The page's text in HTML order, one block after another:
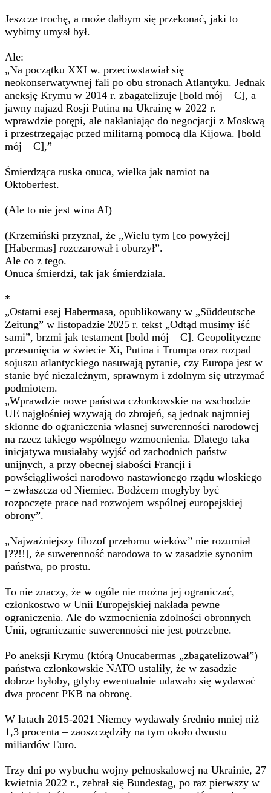
Jeszcze trochę, a może dałbym się przekonać, jaki to
wybitny umysł był.
Ale:
„Na początku XXI w. przeciwstawiał się
neokonserwatywnej fali po obu stronach Atlantyku. Jednak
aneksję Krymu w 2014 r. zbagatelizuje [bold mój – C], a
jawny najazd Rosji Putina na Ukrainę w 2022 r.
wprawdzie potępi, ale nakłaniając do negocjacji z Moskwą
i przestrzegając przed militarną pomocą dla Kijowa. [bold
mój – C],”
Śmierdząca ruska onuca, wielka jak namiot na
Oktoberfest.
(Ale to nie jest wina AI)
(Krzemiński przyznał, że „Wielu tym [co powyżej]
[Habermas] rozczarował i oburzył”.
Ale co z tego.
Onuca śmierdzi, tak jak śmierdziała.
*
„Ostatni esej Habermasa, opublikowany w „Süddeutsche
Zeitung” w listopadzie 2025 r. tekst „Odtąd musimy iść
sami”, brzmi jak testament [bold mój – C]. Geopolityczne
przesunięcia w świecie Xi, Putina i Trumpa oraz rozpad
sojuszu atlantyckiego nasuwają pytanie, czy Europa jest w
stanie być niezależnym, sprawnym i zdolnym się utrzymać
podmiotem.
„Wprawdzie nowe państwa członkowskie na wschodzie
UE najgłośniej wzywają do zbrojeń, są jednak najmniej
skłonne do ograniczenia własnej suwerenności narodowej
na rzecz takiego wspólnego wzmocnienia. Dlatego taka
inicjatywa musiałaby wyjść od zachodnich państw
unijnych, a przy obecnej słabości Francji i
powściągliwości narodowo nastawionego rządu włoskiego
– zwłaszcza od Niemiec. Bodźcem mogłyby być
rozpoczęte prace nad rozwojem wspólnej europejskiej
obrony”.
„Najważniejszy filozof przełomu wieków” nie rozumiał
[??!!], że suwerenność narodowa to w zasadzie synonim
państwa, po prostu.
To nie znaczy, że w ogóle nie można jej ograniczać,
członkostwo w Unii Europejskiej nakłada pewne
ograniczenia. Ale do wzmocnienia zdolności obronnych
Unii, ograniczanie suwerenności nie jest potrzebne.
Po aneksji Krymu (którą Onucabermas „zbagatelizował”)
państwa członkowskie NATO ustaliły, że w zasadzie
dobrze byłoby, gdyby ewentualnie udawało się wydawać
dwa procent PKB na obronę.
W latach 2015-2021 Niemcy wydawały średnio mniej niż
1,3 procenta – zaoszczędziły na tym około dwustu
miliardów Euro.
Trzy dni po wybuchu wojny pełnoskalowej na Ukrainie, 27
kwietnia 2022 r., zebrał się Bundestag, po raz pierwszy w